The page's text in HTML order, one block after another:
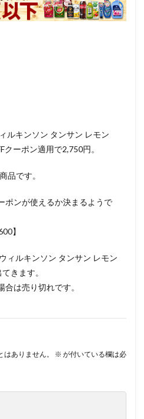
ルキンソン タンサン レモン
ーポン適用で2,750円。
品です。
ポンが使えるか決まるようで
】
ィルキンソン タンサン レモン
きます。
は売り切れです。
ありません。 ※ が付いている欄は必